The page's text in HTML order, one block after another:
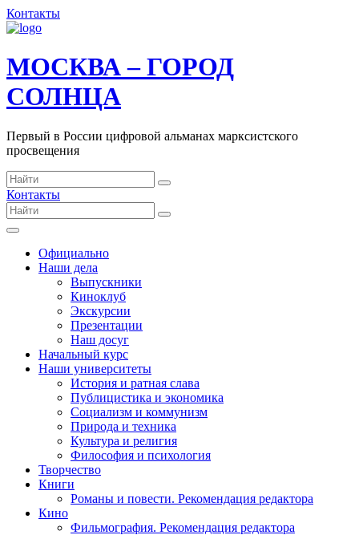
Контакты
МОСКВА – ГОРОД
СОЛНЦА
Первый в России цифровой альманах марксистского
просвещения
Контакты
Официально
Наши дела
Выпускники
Киноклуб
Экскурсии
Презентации
Наш досуг
Начальный курс
Наши университеты
История и ратная слава
Публицистика и экономика
Социализм и коммунизм
Природа и техника
Культура и религия
Философия и психология
Творчество
Книги
Романы и повести. Рекомендация редактора
Кино
Фильмография. Рекомендация редактора